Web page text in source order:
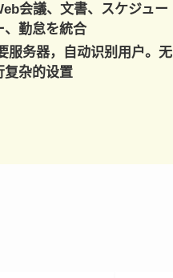
会議、文書、スケジュー
、勤怠を統合
服务器，自动识别用户。无
复杂的设置